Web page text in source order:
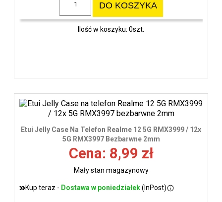
DO KOSZYKA
Ilość w koszyku: 0szt.
Etui Jelly Case Na Telefon Realme 12 5G RMX3999 / 12x
5G RMX3997 Bezbarwne 2mm
Cena: 8,99 zł
Mały stan magazynowy
Kup teraz - Dostawa w poniedziałek(InPost)